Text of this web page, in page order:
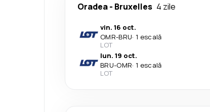
Oradea- Bruxelles 4 zile
vin. 16 oct.
OMR-BRU· 1 escală
LOT
lun. 19 oct.
BRU-OMR· 1 escală
LOT